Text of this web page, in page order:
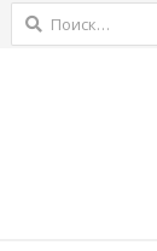
Найти: